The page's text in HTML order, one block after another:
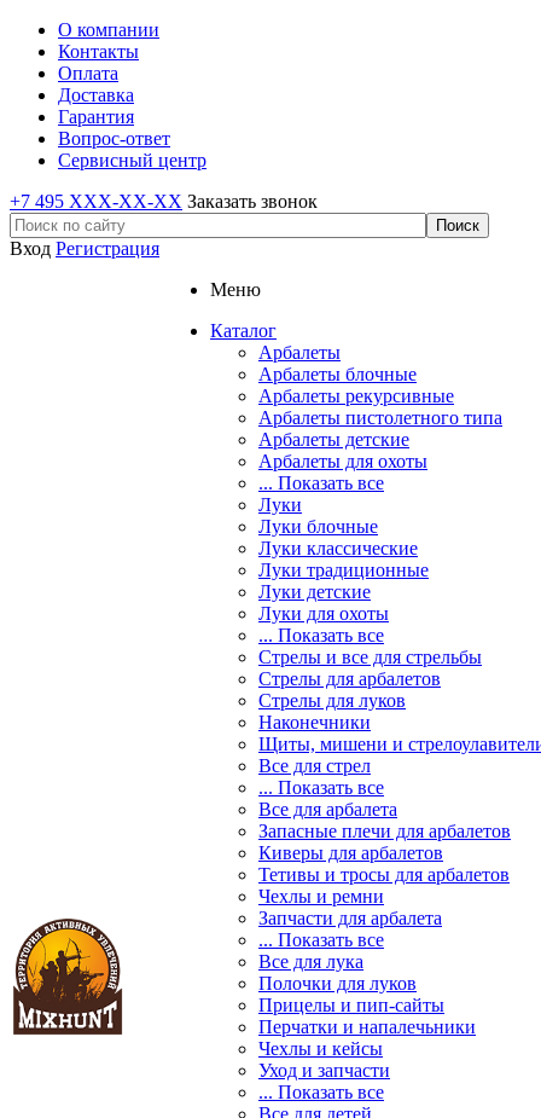
О компании
Контакты
Оплата
Доставка
Гарантия
Вопрос-ответ
Сервисный центр
+7 495 XXX-XX-XX Заказать звонок
Вход Регистрация
Меню
Каталог
Арбалеты
Арбалеты блочные
Арбалеты рекурсивные
Арбалеты пистолетного типа
Арбалеты детские
Арбалеты для охоты
... Показать все
Луки
Луки блочные
Луки классические
Луки традиционные
Луки детские
Луки для охоты
... Показать все
Стрелы и все для стрельбы
Стрелы для арбалетов
Стрелы для луков
Наконечники
Щиты, мишени и
Все для стрел
... Показать все
Все для арбалета
Запасные плечи для арбалетов
Киверы для арбалетов
Тетивы и тросы для арбалетов
Чехлы и ремни
Запчасти для арбалета
... Показать все
Все для лука
Полочки для луков
Прицелы и пип-сайты
Перчатки и напалечьники
Чехлы и кейсы
Уход и запчасти
... Показать все
Все для детей